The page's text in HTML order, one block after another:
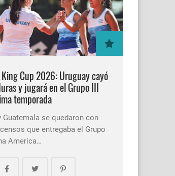
Cup 2026: Uruguay cayó
y jugará en el Grupo III
temporada
Guatemala se quedaron con
que entregaba el Grupo
America…